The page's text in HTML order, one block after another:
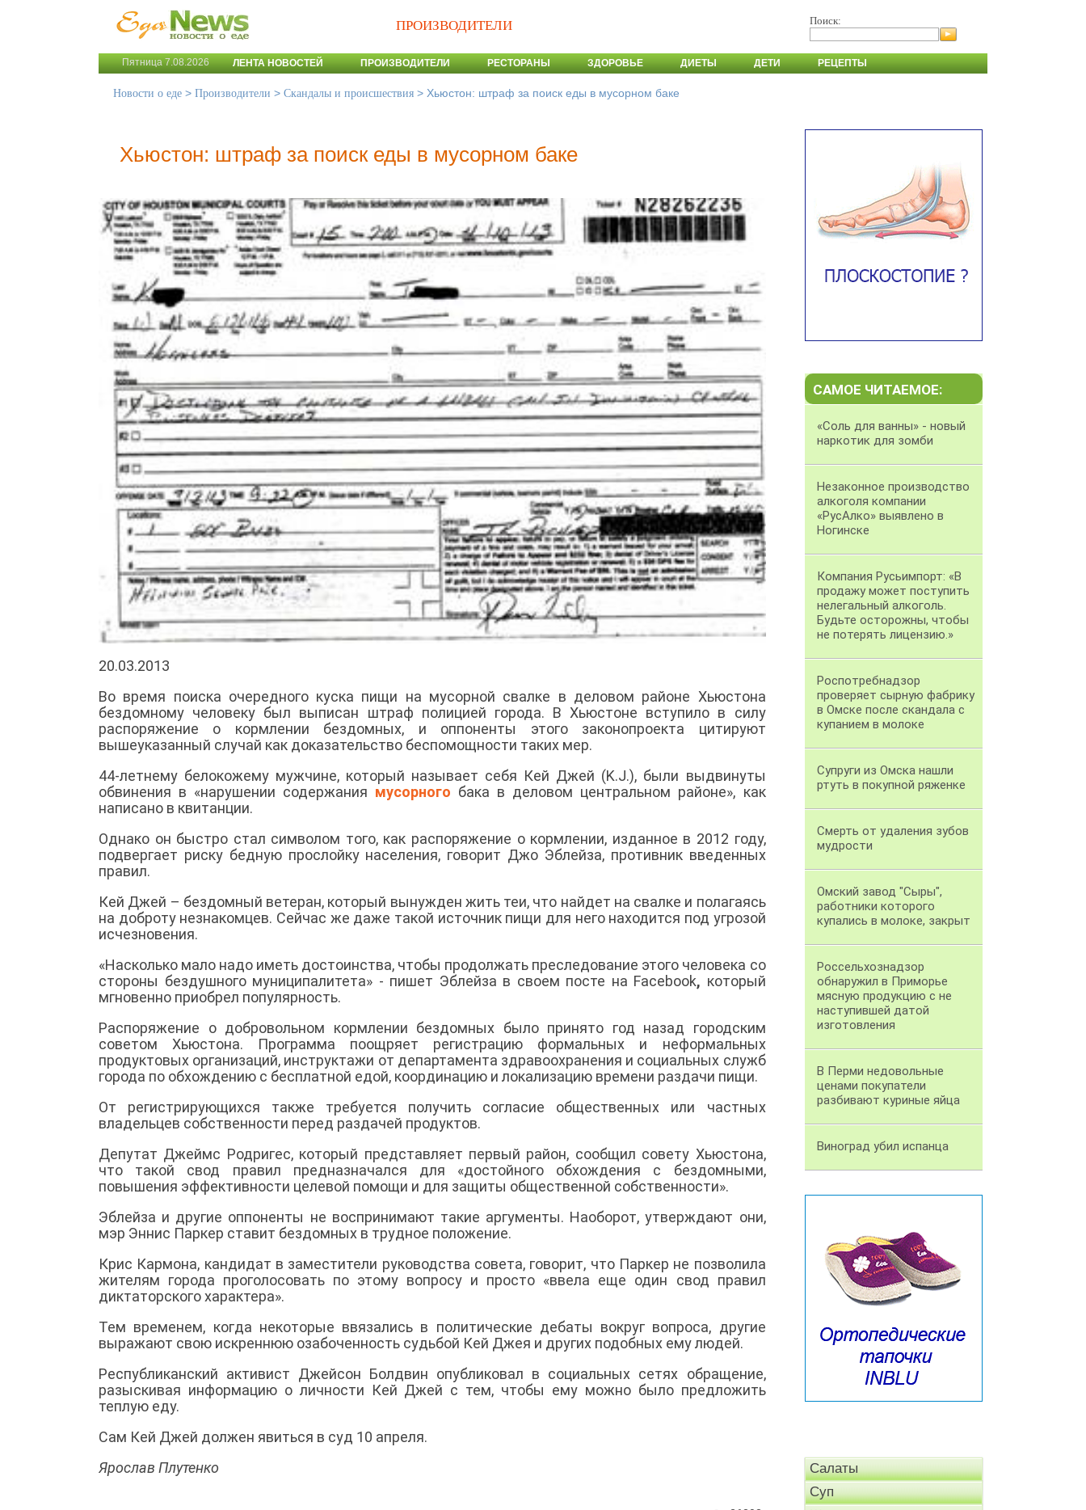
ПРОИЗВОДИТЕЛИ Поиск:
Пятница 7.08.2026 ЛЕНТА НОВОСТЕЙ ПРОИЗВОДИТЕЛИ РЕСТОРАНЫ ЗДОРОВЬЕ ДИЕТЫ ДЕТИ РЕЦЕПТЫ
Новости о еде > Производители > Скандалы и происшествия > Хьюстон: штраф за поиск еды в мусорном баке
Хьюстон: штраф за поиск еды в мусорном баке
20.03.2013
Во время поиска очередного куска пищи на мусорной свалке в деловом районе Хьюстона
бездомному человеку был выписан штраф полицией города. В Хьюстоне вступило в силу
распоряжение о кормлении бездомных, и оппоненты этого законопроекта цитируют
вышеуказанный случай как доказательство беспомощности таких мер.
44-летнему белокожему мужчине, который называет себя Кей Джей (K.J.), были выдвинуты
обвинения в «нарушении содержания мусорного бака в деловом центральном районе», как
написано в квитанции.
Однако он быстро стал символом того, как распоряжение о кормлении, изданное в 2012 году,
подвергает риску бедную прослойку населения, говорит Джо Эблейза, противник введенных
правил.
Кей Джей – бездомный ветеран, который вынужден жить теи, что найдет на свалке и полагаясь
на доброту незнакомцев. Сейчас же даже такой источник пищи для него находится под угрозой
исчезновения.
«Насколько мало надо иметь достоинства, чтобы продолжать преследование этого человека со
стороны бездушного муниципалитета» - пишет Эблейза в своем посте на Facebook, который
мгновенно приобрел популярность.
Распоряжение о добровольном кормлении бездомных было принято год назад городским
советом Хьюстона. Программа поощряет регистрацию формальных и неформальных
продуктовых организаций, инструктажи от департамента здравоохранения и социальных служб
города по обхождению с бесплатной едой, координацию и локализацию времени раздачи пищи.
От регистрирующихся также требуется получить согласие общественных или частных
владельцев собственности перед раздачей продуктов.
Депутат Джеймс Родригес, который представляет первый район, сообщил совету Хьюстона,
что такой свод правил предназначался для «достойного обхождения с бездомными,
повышения эффективности целевой помощи и для защиты общественной собственности».
Эблейза и другие оппоненты не воспринимают такие аргументы. Наоборот, утверждают они,
мэр Эннис Паркер ставит бездомных в трудное положение.
Крис Кармона, кандидат в заместители руководства совета, говорит, что Паркер не позволила
жителям города проголосовать по этому вопросу и просто «ввела еще один свод правил
диктаторского характера».
Тем временем, когда некоторые ввязались в политические дебаты вокруг вопроса, другие
выражают свою искреннюю озабоченность судьбой Кей Джея и других подобных ему людей.
Республиканский активист Джейсон Болдвин опубликовал в социальных сетях обращение,
разыскивая информацию о личности Кей Джей с тем, чтобы ему можно было предложить
теплую еду.
Сам Кей Джей должен явиться в суд 10 апреля.
Ярослав Плутенко
САМОЕ ЧИТАЕМОЕ:
«Соль для ванны» - новый
наркотик для зомби
Незаконное производство
алкоголя компании
«РусАлко» выявлено в
Ногинске
Компания Русьимпорт: «В
продажу может поступить
нелегальный алкоголь.
Будьте осторожны, чтобы
не потерять лицензию.»
Роспотребнадзор
проверяет сырную фабрику
в Омске после скандала с
купанием в молоке
Супруги из Омска нашли
ртуть в покупной ряженке
Смерть от удаления зубов
мудрости
Омский завод "Сыры",
работники которого
купались в молоке, закрыт
Россельхознадзор
обнаружил в Приморье
мясную продукцию с не
наступившей датой
изготовления
В Перми недовольные
ценами покупатели
разбивают куриные яйца
Виноград убил испанца
Салаты
Суп